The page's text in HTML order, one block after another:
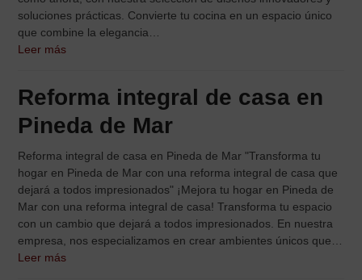
soluciones prácticas. Convierte tu cocina en un espacio único
que combine la elegancia…
Leer más
Reforma integral de casa en
Pineda de Mar
Reforma integral de casa en Pineda de Mar "Transforma tu
hogar en Pineda de Mar con una reforma integral de casa que
dejará a todos impresionados" ¡Mejora tu hogar en Pineda de
Mar con una reforma integral de casa! Transforma tu espacio
con un cambio que dejará a todos impresionados. En nuestra
empresa, nos especializamos en crear ambientes únicos que…
Leer más